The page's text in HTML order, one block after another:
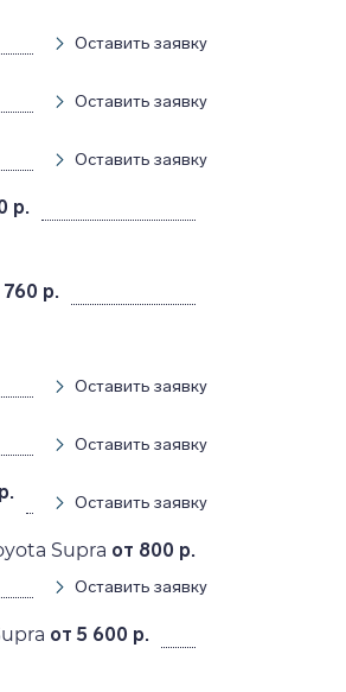
Оставить заявку
Оставить заявку
Оставить заявку
р.
760 р.
Оставить заявку
Оставить заявку
Оставить заявку
Supra от 800 р.
Оставить заявку
от 5 600 р.